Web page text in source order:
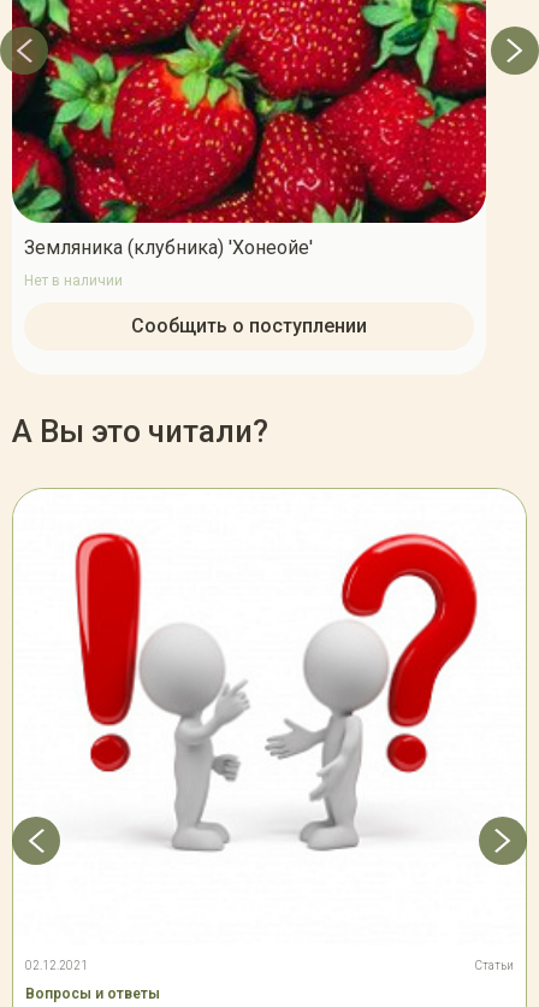
Земляника (клубника) 'Хонеойе'
Нет в наличии
Сообщить о поступлении
А Вы это читали?
02.12.2021 Статьи
Вопросы и ответы